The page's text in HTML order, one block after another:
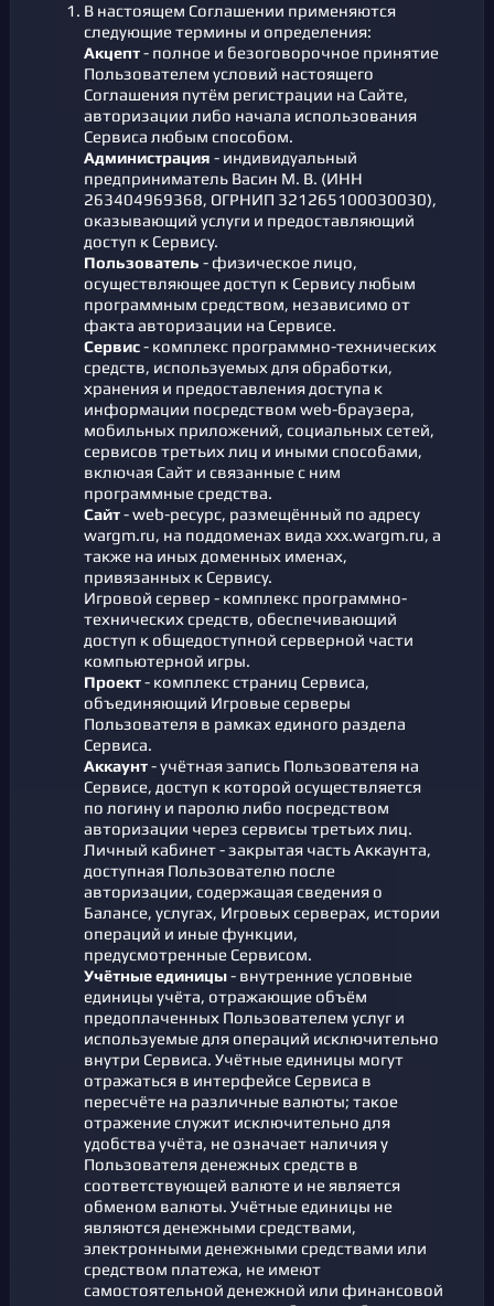
В настоящем Соглашении применяются
следующие термины и определения:
Акцепт- полное и безоговорочное принятие
Пользователем условий настоящего
Соглашения путём регистрации на Сайте,
авторизации либо начала использования
Сервиса любым способом.
Администрация - индивидуальный
предприниматель Васин М. В. (ИНН
263404969368, ОГРНИП 321265100030030),
оказывающий услуги и предоставляющий
доступ к Сервису.
Пользователь - физическое лицо,
осуществляющее доступ к Сервису любым
программным средством, независимо от
факта авторизации на Сервисе.
Сервис- комплекс программно-технических
средств, используемых для обработки,
хранения и предоставления доступа к
информации посредством web-браузера,
мобильных приложений, социальных сетей,
сервисов третьих лиц и иными способами,
включая Сайт и связанные с ним
программные средства.
Сайт- web-ресурс, размещённый по адресу
wargm.ru, на поддоменах вида xxx.wargm.ru, а
также на иных доменных именах,
привязанных к Сервису.
Игровой сервер - комплекс программно-
технических средств, обеспечивающий
доступ к общедоступной серверной части
компьютерной игры.
Проект- комплекс страниц Сервиса,
объединяющий Игровые серверы
Пользователя в рамках единого раздела
Сервиса.
Аккаунт- учётная запись Пользователя на
Сервисе, доступ к которой осуществляется
по логину и паролю либо посредством
авторизации через сервисы третьих лиц.
Личный кабинет - закрытая часть Аккаунта,
доступная Пользователю после
авторизации, содержащая сведения о
Балансе, услугах, Игровых серверах, истории
операций и иные функции,
предусмотренные Сервисом.
Учётные единицы- внутренние условные
единицы учёта, отражающие объём
предоплаченных Пользователем услуг и
используемые для операций исключительно
внутри Сервиса. Учётные единицы могут
отражаться в интерфейсе Сервиса в
пересчёте на различные валюты; такое
отражение служит исключительно для
удобства учёта, не означает наличия у
Пользователя денежных средств в
соответствующей валюте и не является
обменом валюты. Учётные единицы не
являются денежными средствами,
электронными денежными средствами или
средством платежа, не имеют
самостоятельной денежной или финансовой